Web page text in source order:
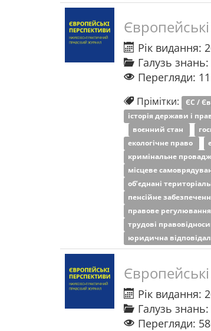
Рік видання:
Галузь знань:
Перегляди:
Прімітки: ЄС /
історія держави і
воєнний стан
екологічне право
кримінальне
місцеве
об’єднані
пенсійне
правове регулювання
трудові
юридична
Рік видання:
Галузь знань:
Перегляди: